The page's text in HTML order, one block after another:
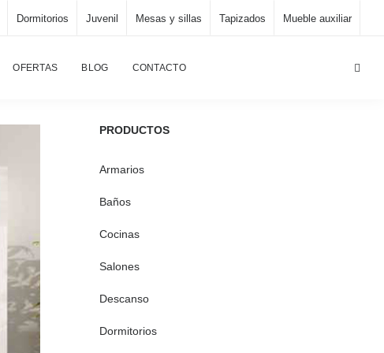
Dormitorios Juvenil Mesas y sillas Tapizados Mueble auxiliar
OFERTAS BLOG CONTACTO
PRODUCTOS
Armarios
Baños
Cocinas
Salones
Descanso
Dormitorios